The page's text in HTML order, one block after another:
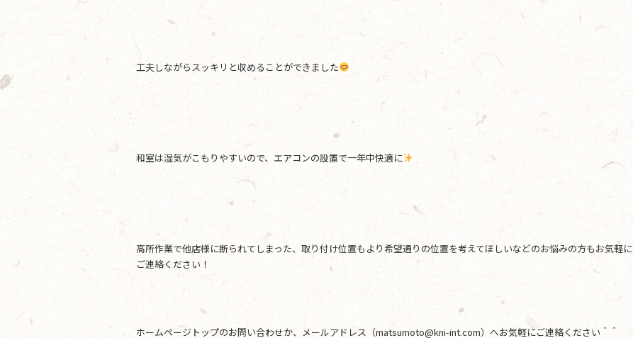
工夫しながらスッキリと収めることができました
和室は湿気がこもりやすいので、エアコンの設置で一年中快適に
高所作業で他店様に断られてしまった、取り付け位置もより希望通りの位置を考えてほしいなどのお悩みの方もお気軽に
ご連絡ください！
ホームページトップのお問い合わせか、メールアドレス（matsumoto@kni-int.com）へお気軽にご連絡ください＾＾